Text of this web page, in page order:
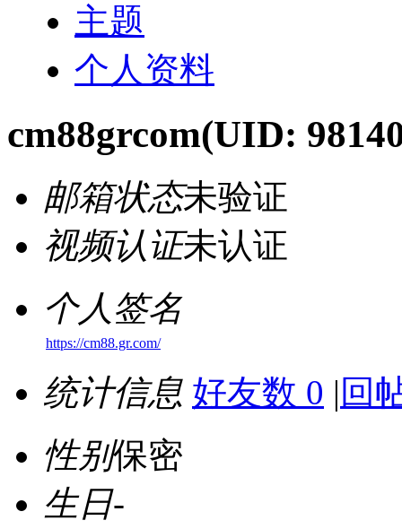
主题
个人资料
cm88grcom(UID:
邮箱状态未验证
视频认证未认证
个人签名
https://cm88.gr.com/
统计信息 好友数 0 | 回
性别保密
生日-